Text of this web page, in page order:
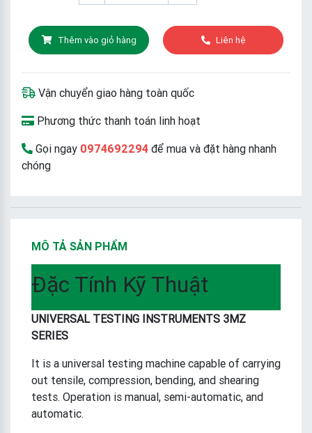
Thêm vào giỏ hàng Liên hệ
Vận chuyển giao hàng toàn quốc
Phương thức thanh toán linh hoạt
Gọi ngay 0974692294 để mua và đặt hàng nhanh
chóng
MÔ TẢ SẢN PHẨM
Đặc Tính Kỹ Thuật
UNIVERSAL TESTING INSTRUMENTS 3MZ
SERIES
It is a universal testing machine capable of carrying
out tensile, compression, bending, and shearing
tests. Operation is manual, semi-automatic, and
automatic.